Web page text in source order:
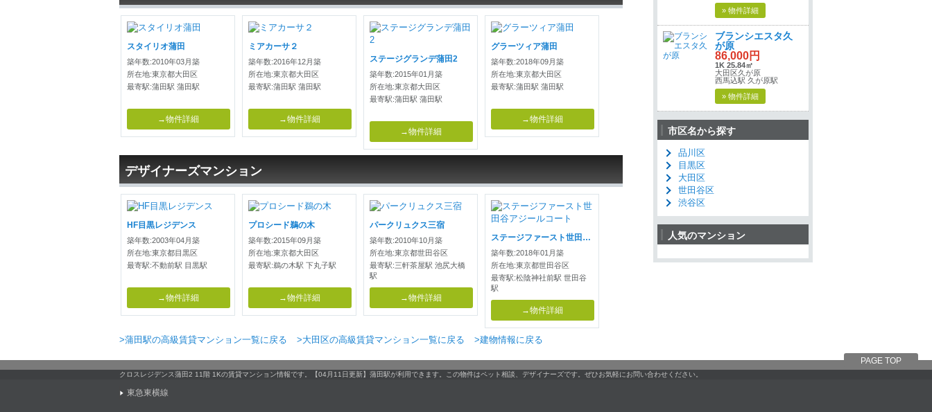
スタイリオ蒲田
築年数:2010年03月築
所在地:東京都大田区
最寄駅:蒲田駅 蒲田駅
→物件詳細
ミアカーサ２
築年数:2016年12月築
所在地:東京都大田区
最寄駅:蒲田駅 蒲田駅
→物件詳細
ステージグランデ蒲田2
築年数:2015年01月築
所在地:東京都大田区
最寄駅:蒲田駅 蒲田駅
→物件詳細
グラーツィア蒲田
築年数:2018年09月築
所在地:東京都大田区
最寄駅:蒲田駅 蒲田駅
→物件詳細
デザイナーズマンション
HF目黒レジデンス
築年数:2003年04月築
所在地:東京都目黒区
最寄駅:不動前駅 目黒駅
→物件詳細
プロシード鵜の木
築年数:2015年09月築
所在地:東京都大田区
最寄駅:鵜の木駅 下丸子駅
→物件詳細
パークリュクス三宿
築年数:2010年10月築
所在地:東京都世田谷区
最寄駅:三軒茶屋駅 池尻大橋
駅
→物件詳細
ステージファースト世田谷アジールコート
築年数:2018年01月築
所在地:東京都世田谷区
最寄駅:松陰神社前駅 世田谷
駅
→物件詳細
>蒲田駅の高級賃貸マンション一覧に戻る >大田区の高級賃貸マンション一覧に戻る >建物情報に戻る
» 物件詳細
ブランシエスタ久
が原
86,000円
1K 25.84㎡
大田区久が原
西馬込駅 久が原駅
» 物件詳細
市区名から探す
品川区
目黒区
大田区
世田谷区
渋谷区
人気のマンション
PAGE TOP
クロスレジデンス蒲田2 11階 1Kの賃貸マンション情報です。【04月11日更新】蒲田駅が利用できます。この物件はペット相談、デザイナーズです。ぜひお気軽にお問い合わせください。
東急東横線